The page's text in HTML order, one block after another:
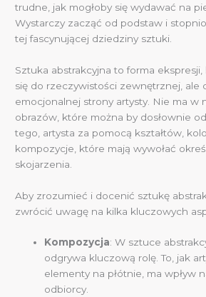
trudne, jak mogłoby się wydawać na
Wystarczy zacząć od podstaw i
tej fascynującej dziedziny sztuki.
Sztuka abstrakcyjna to forma
się do rzeczywistości zewnętrznej, ale
emocjonalnej strony artysty. Nie ma w
obrazów, które można by dosłownie
tego, artysta za pomocą kształtów,
kompozycje, które mają wywołać
skojarzenia.
Aby zrozumieć i docenić sztukę
zwrócić uwagę na kilka kluczowych
Kompozycja: W sztuce
odgrywa kluczową rolę. To, jak
elementy na płótnie, ma wpływ
odbiorcy.